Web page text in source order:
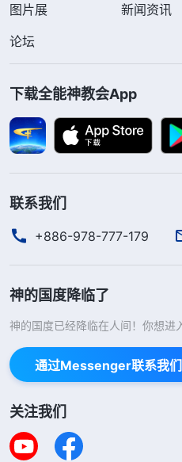
作的姊妹来信说，因工作
责一个范围。虽然我负责
责范围的果效好，但我很
用武之地了，别看现在各
效抓起来时就证明我有工
投入到工作中，开始安排
工作安排，让他们掌握现
解决现实存在的情形和难
呢？会不会比我好？”在
己负责的范围福音工作果
自高兴：“我终于比你强了
我高兴时，心里又有些受
荣耀吗？”我心里一沉：“
真心信神的人带到神面前
果，是神的祝福，我又
儿，我的脸红了，感觉自
图片展
新闻资讯
论坛
下载全能神教会App
联系我们
+886-978-777-179
神的国度降临了
神的国度已经降临在人间！你想进
通过Messenger联系我们
关注我们